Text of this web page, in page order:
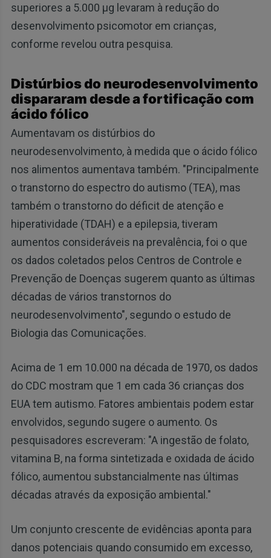
superiores a 5.000 μg levaram à redução do
desenvolvimento psicomotor em crianças,
conforme revelou outra pesquisa.
Distúrbios do neurodesenvolvimento
dispararam desde a fortificação com
ácido fólico
Aumentavam os distúrbios do
neurodesenvolvimento, à medida que o ácido fólico
nos alimentos aumentava também. "Principalmente
o transtorno do espectro do autismo (TEA), mas
também o transtorno do déficit de atenção e
hiperatividade (TDAH) e a epilepsia, tiveram
aumentos consideráveis na prevalência, foi o que
os dados coletados pelos Centros de Controle e
Prevenção de Doenças sugerem quanto as últimas
décadas de vários transtornos do
neurodesenvolvimento", segundo o estudo de
Biologia das Comunicações.
Acima de 1 em 10.000 na década de 1970, os dados
do CDC mostram que 1 em cada 36 crianças dos
EUA tem autismo. Fatores ambientais podem estar
envolvidos, segundo sugere o aumento. Os
pesquisadores escreveram: "A ingestão de folato,
vitamina B, na forma sintetizada e oxidada de ácido
fólico, aumentou substancialmente nas últimas
décadas através da exposição ambiental."
Um conjunto crescente de evidências aponta para
danos potenciais quando consumido em excesso,